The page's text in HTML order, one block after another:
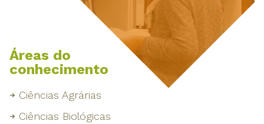
Áreas do
conhecimento
Ciências Agrárias
Ciências Biológicas